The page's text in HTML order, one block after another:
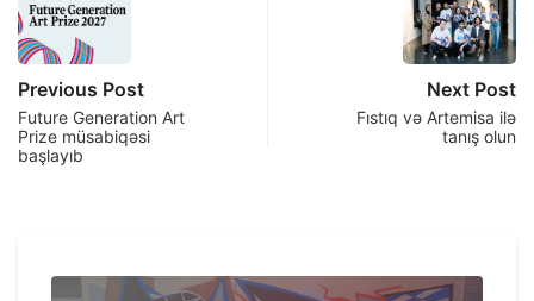
Previous Post
Future Generation Art
Prize müsabiqəsi
başlayıb
Next Post
Fıstıq və Artemisa ilə
tanış olun